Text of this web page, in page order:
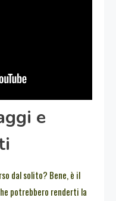
e
dal solito? Bene, è il
potrebbero renderti la